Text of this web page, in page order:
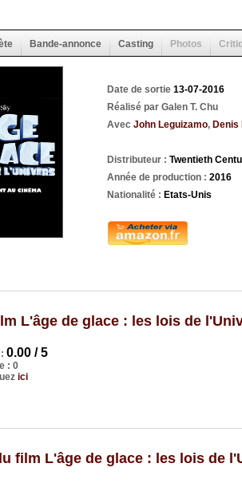
Bande-annonce Casting Photos
Date de sortie 13-07-2016
Réalisé par Galen T. Chu
Avec John Leguizamo, Denis
Distributeur : Twentieth
Année de production : 2016
Nationalité : Etats-Unis
L'âge de glace : les lois de
0.00 / 5
: 0
ici
film L'âge de glace : les lois de